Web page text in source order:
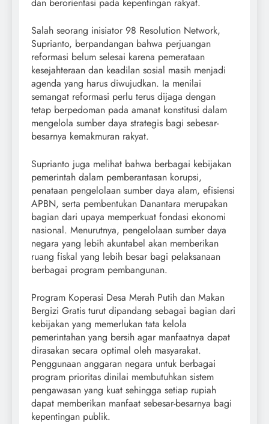
Salah seorang inisiator 98 Resolution Network,
Suprianto, berpandangan bahwa perjuangan
reformasi belum selesai karena pemerataan
kesejahteraan dan keadilan sosial masih menjadi
agenda yang harus diwujudkan. Ia menilai
semangat reformasi perlu terus dijaga dengan
tetap berpedoman pada amanat konstitusi dalam
mengelola sumber daya strategis bagi sebesar-
besarnya kemakmuran rakyat.
Suprianto juga melihat bahwa berbagai kebijakan
pemerintah dalam pemberantasan korupsi,
penataan pengelolaan sumber daya alam, efisiensi
APBN, serta pembentukan Danantara merupakan
bagian dari upaya memperkuat fondasi ekonomi
nasional. Menurutnya, pengelolaan sumber daya
negara yang lebih akuntabel akan memberikan
ruang fiskal yang lebih besar bagi pelaksanaan
berbagai program pembangunan.
Program Koperasi Desa Merah Putih dan Makan
Bergizi Gratis turut dipandang sebagai bagian dari
kebijakan yang memerlukan tata kelola
pemerintahan yang bersih agar manfaatnya dapat
dirasakan secara optimal oleh masyarakat.
Penggunaan anggaran negara untuk berbagai
program prioritas dinilai membutuhkan sistem
pengawasan yang kuat sehingga setiap rupiah
dapat memberikan manfaat sebesar-besarnya bagi
kepentingan publik.